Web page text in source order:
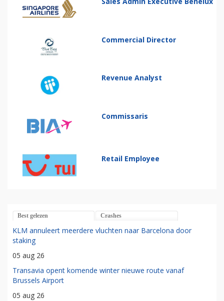
Commercial Director
Revenue Analyst
Commissaris
Retail Employee
Best gelezen Crashes
KLM annuleert meerdere vluchten naar Barcelona door
staking
05 aug 26
Transavia opent komende winter nieuwe route vanaf
Brussels Airport
05 aug 26